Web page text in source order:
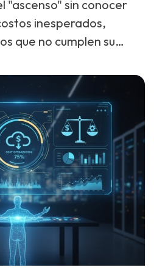
etc.), adaptadas a tu
"ascenso" sin conocer
inesperados,
que no cumplen su
de ventas; es la
planificación de tu
Nuestros arquitectos
a mano con tu equipo
"reconocimiento del
Técnico:
tu infraestructura,
de datos